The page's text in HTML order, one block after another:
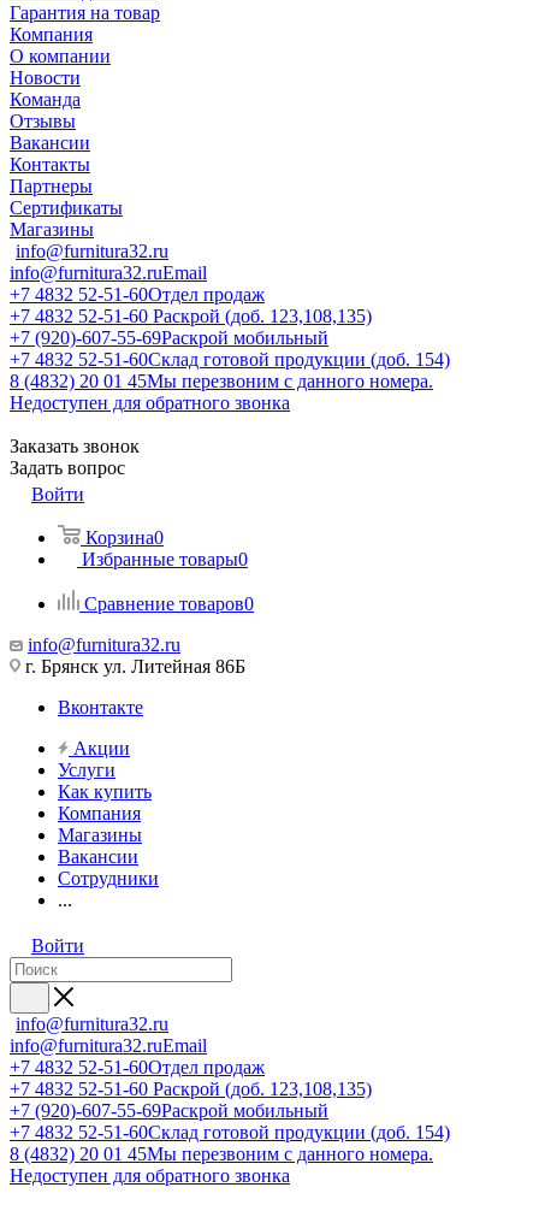
Гарантия на товар
Компания
О компании
Новости
Команда
Отзывы
Вакансии
Контакты
Партнеры
Сертификаты
Магазины
info@furnitura32.ru
info@furnitura32.ruEmail
+7 4832 52-51-60Отдел продаж
+7 4832 52-51-60 Раскрой (доб. 123,108,135)
+7 (920)-607-55-69Раскрой мобильный
+7 4832 52-51-60Склад готовой продукции (доб. 154)
8 (4832) 20 01 45Мы перезвоним с данного номера.
Недоступен для обратного звонка
Заказать звонок
Задать вопрос
Войти
Корзина0
Избранные товары0
Сравнение товаров0
info@furnitura32.ru
г. Брянск ул. Литейная 86Б
Вконтакте
Акции
Услуги
Как купить
Компания
Магазины
Вакансии
Сотрудники
...
Войти
info@furnitura32.ru
info@furnitura32.ruEmail
+7 4832 52-51-60Отдел продаж
+7 4832 52-51-60 Раскрой (доб. 123,108,135)
+7 (920)-607-55-69Раскрой мобильный
+7 4832 52-51-60Склад готовой продукции (доб. 154)
8 (4832) 20 01 45Мы перезвоним с данного номера.
Недоступен для обратного звонка